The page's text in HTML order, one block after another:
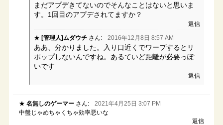
まだアプデきてないのでそんなことはないと思いま
す。1回目のアプデされてますか？
返信
[管理人]ムダウチ さん: 2016年12月8日 8:57 AM
ああ、分かりました。入り口近くでワープするとリ
ポップしないんですね。あるていど距離が必要っぽ
いです
返信
名無しのゲーマー さん:
2021年4月25日 3:07 PM
中盤じゃめちゃくちゃ効率悪いな
返信